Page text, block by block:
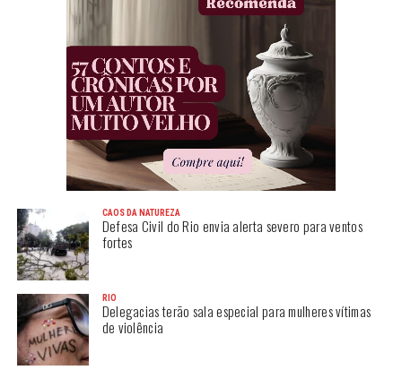
CAOS DA NATUREZA
Defesa Civil do Rio envia alerta severo para ventos
fortes
RIO
Delegacias terão sala especial para mulheres vítimas
de violência